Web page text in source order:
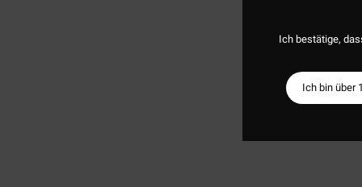
Ich bestätige,
Ich bin über